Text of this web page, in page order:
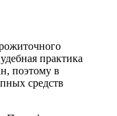
практика
поэтому в
средств